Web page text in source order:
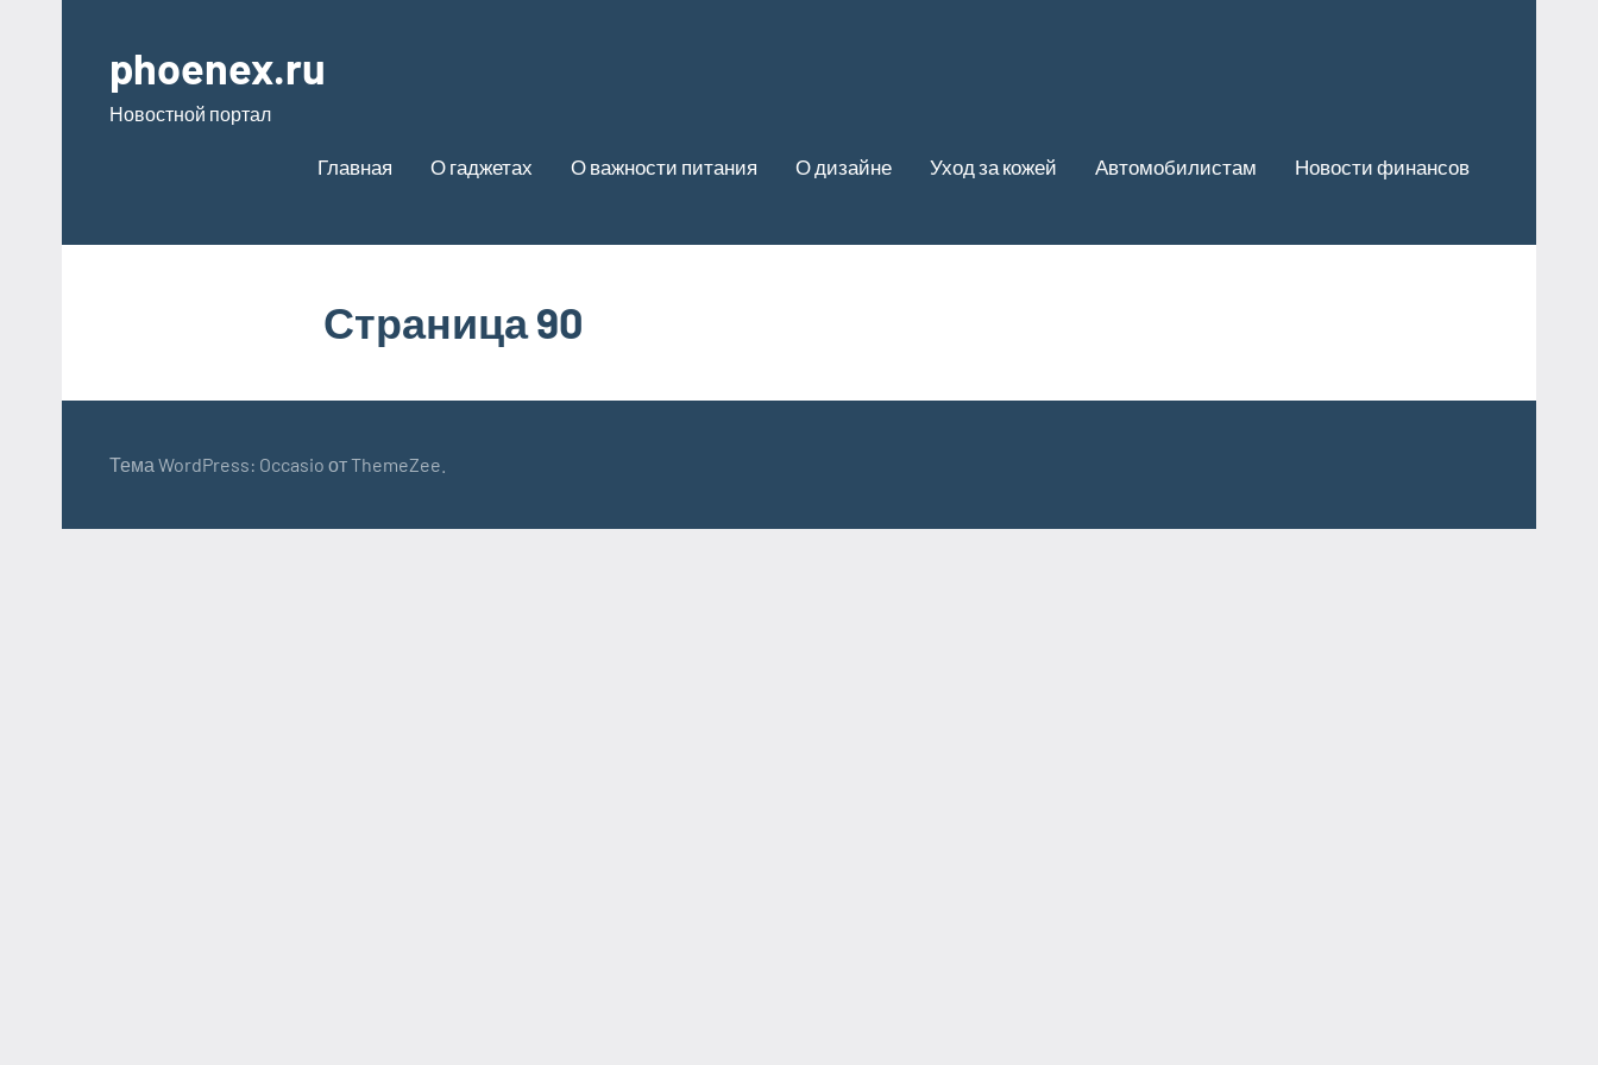
содержимому
phoenex.ru
Новостной портал
Главная О гаджетах О важности питания О дизайне Уход за кожей Автомобилистам Новости финансов
Страница 90
Тема WordPress: Occasio от ThemeZee.